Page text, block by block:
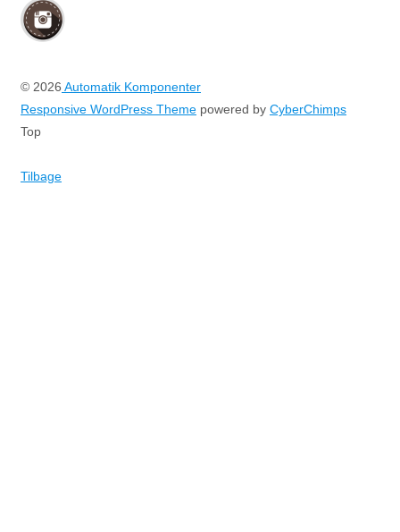
© 2026 Automatik Komponenter
Responsive WordPress Theme powered by CyberChimps
Top
Tilbage